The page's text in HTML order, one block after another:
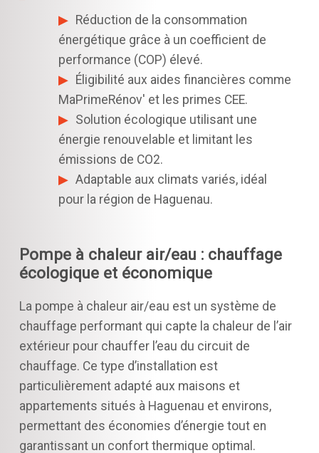
Réduction de la consommation
énergétique grâce à un coefficient de
performance (COP) élevé.
Éligibilité aux aides financières comme
MaPrimeRénov' et les primes CEE.
Solution écologique utilisant une
énergie renouvelable et limitant les
émissions de CO2.
Adaptable aux climats variés, idéal
pour la région de Haguenau.
Pompe à chaleur air/eau : chauffage
écologique et économique
La pompe à chaleur air/eau est un système de
chauffage performant qui capte la chaleur de l’air
extérieur pour chauffer l’eau du circuit de
chauffage. Ce type d’installation est
particulièrement adapté aux maisons et
appartements situés à Haguenau et environs,
permettant des économies d’énergie tout en
garantissant un confort thermique optimal.